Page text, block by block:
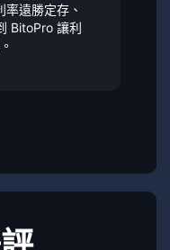
遠勝定存、
BitoPro 讓利